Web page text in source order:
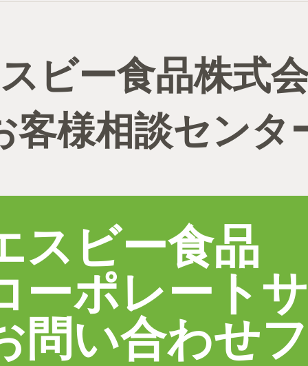
ビー食品株式
客様相談センタ
スビー食品
ーポレート
問い合わせ